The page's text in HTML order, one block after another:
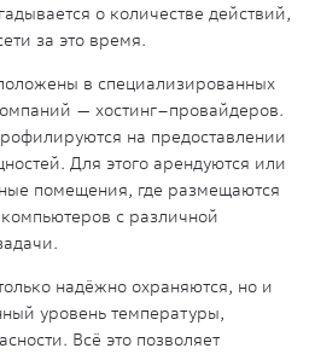
о количестве действий,
за это время.
в специализированных
— хостинг–провайдеров.
на предоставлении
Для этого арендуются или
помещения, где размещаются
с различной
надёжно охраняются, но и
уровень температуры,
Всё это позволяет